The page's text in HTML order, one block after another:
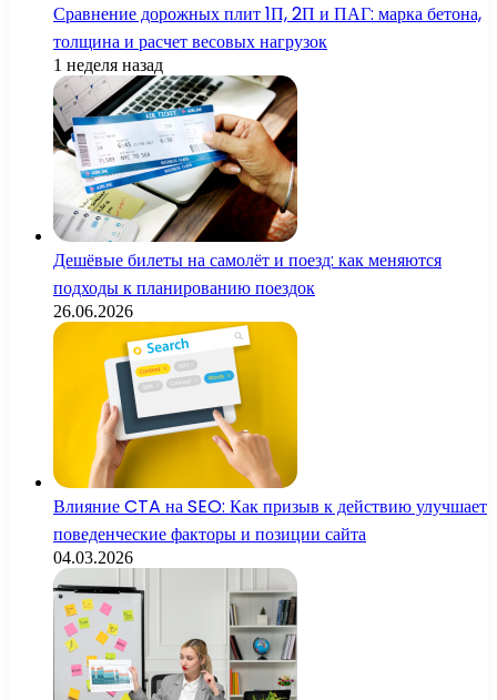
Сравнение дорожных плит 1П, 2П и ПАГ: марка бетона,
толщина и расчет весовых нагрузок
1 неделя назад
Дешёвые билеты на самолёт и поезд: как меняются
подходы к планированию поездок
26.06.2026
Влияние CTA на SEO: Как призыв к действию улучшает
поведенческие факторы и позиции сайта
04.03.2026